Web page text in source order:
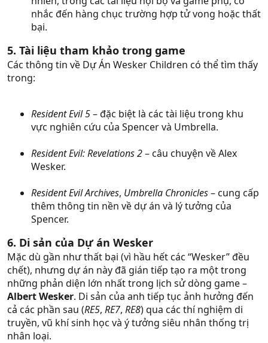
nhắc đến hàng chục trường hợp tử vong hoặc thất
bại.
5. Tài liệu tham khảo trong game
Các thông tin về Dự Án Wesker Children có thể tìm thấy
trong:
Resident Evil 5– đặc biệt là các tài liệu trong khu
vực nghiên cứu của Spencer và Umbrella.
Resident Evil: Revelations 2– câu chuyện về Alex
Wesker.
Resident Evil Archives, Umbrella Chronicles– cung cấp
thêm thông tin nền về dự án và lý tưởng của
Spencer.
6. Di sản của Dự án Wesker
Mặc dù gần như thất bại (vì hầu hết các “Wesker” đều
chết), nhưng dự án này đã gián tiếp tạo ra một trong
những phản diện lớn nhất trong lịch sử dòng game –
Albert Wesker. Di sản của anh tiếp tục ảnh hưởng đến
cả các phần sau (RE5, RE7, RE8) qua các thí nghiệm di
truyền, vũ khí sinh học và ý tưởng siêu nhân thống trị
nhân loại.